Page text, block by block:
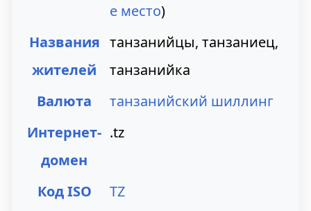
е место)
Названия
жителей
танзанийцы, танзаниец,
танзанийка
Валюта
танзанийский шиллинг
Интернет-
домен
.tz
Код ISO
TZ